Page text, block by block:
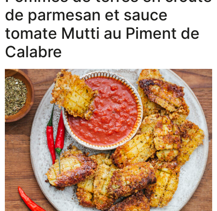
de parmesan et sauce
tomate Mutti au Piment de
Calabre